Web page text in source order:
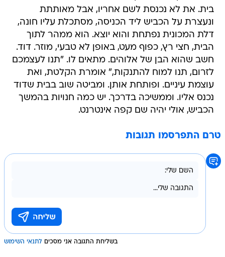
דלת המכונית נפתחת והוא יוצא. הוא ממהר לתוך
הבית, חצי רץ, כפוף מעט, באופן לא טבעי, מוזר. דוד.
חשב שהוא הבן של אלוהים. מתאים לו. "תנו לעצמכם
לזרום, תנו למוח להתנקות," אומרת הקלטת, ואת
עוצמת עיניים. ופותחת אותן. ומביטה שוב בבית שדוד
נכנס אליו. וממשיכה בדרכך. יש כמה חנויות בהמשך
הכביש, אולי יהיה שם קפה אינטרנט.
טרם התפרסמו תגובות
בשליחת התגובה אני מסכים לתנאי השימוש